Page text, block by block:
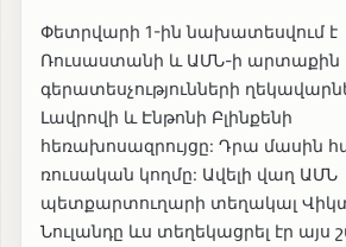
Փետրվարի 1-ին նախատեսվում է
Ռուսաստանի և ԱՄՆ-ի արտաքին
գերատեսչությունների
Լավրովի և Էնթոնի Բլինքենի
հեռախոսազրույցը: Դրա մասին
ռուսական կողմը: Ավելի վաղ ԱՄՆ
պետքարտուղարի տեղակալ
Նուլանդը ևս տեղեկացրել էր այս